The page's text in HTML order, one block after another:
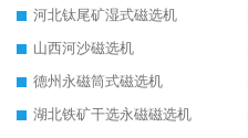
河北钛尾矿湿式磁选机
山西河沙磁选机
德州永磁筒式磁选机
湖北铁矿干选永磁磁选机